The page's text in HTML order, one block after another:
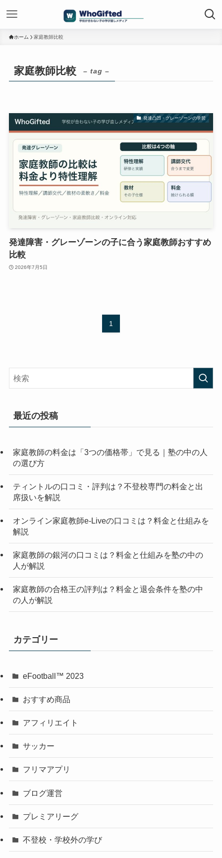
ホーム 家庭教師比較
家庭教師比較 – tag –
発達凸凹・グレーゾーンの学習
発達障害・グレーゾーンの子に合う家庭教師おすすめ
比較
2026年7月5日
1
最近の投稿
家庭教師の料金は「3つの価格帯」で見る｜塾の中の人
の選び方
ティントルの口コミ・評判は？不登校専門の料金と出
席扱いを解説
オンライン家庭教師e-Liveの口コミは？料金と仕組みを
解説
家庭教師の銀河の口コミは？料金と仕組みを塾の中の
人が解説
家庭教師の合格王の評判は？料金と退会条件を塾の中
の人が解説
カテゴリー
‎eFootball™ 2023
おすすめ商品
アフィリエイト
サッカー
フリマアプリ
ブログ運営
プレミアリーグ
不登校・学校外の学び